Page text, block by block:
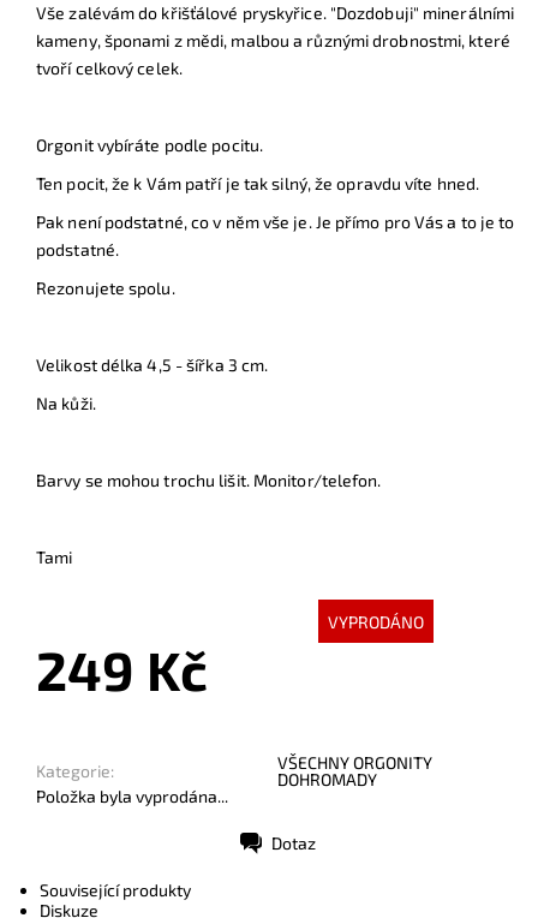
Vše zalévám do křišťálové pryskyřice. "Dozdobuji" minerálními
kameny, šponami z mědi, malbou a různými drobnostmi, které
tvoří celkový celek.
Orgonit vybíráte podle pocitu.
Ten pocit, že k Vám patří je tak silný, že opravdu víte hned.
Pak není podstatné, co v něm vše je. Je přímo pro Vás a to je to
podstatné.
Rezonujete spolu.
Velikost délka 4,5 - šířka 3 cm.
Na kůži.
Barvy se mohou trochu lišit. Monitor/telefon.
Tami
VYPRODÁNO
249 Kč
Kategorie:
VŠECHNY ORGONITY
DOHROMADY
Položka byla vyprodána...
Dotaz
Související produkty
Diskuze